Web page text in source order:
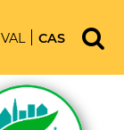
VAL CAS